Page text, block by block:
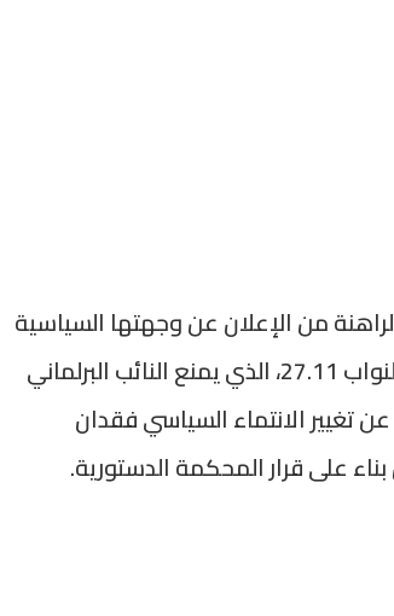
من الإعلان عن وجهتها السياسية
الجديدة، بسبب مقتضيات القانون التنظيمي الحالي لمجلس النواب 27.11، الذي يمنع النائب البرلماني
تغيير الانتماء السياسي فقدان